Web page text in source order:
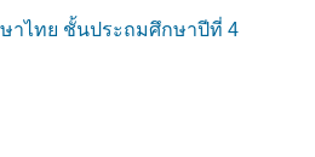
าไทย ชั้นประถมศึกษาปีที่ 4